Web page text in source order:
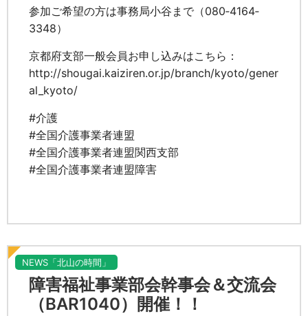
参加ご希望の方は事務局小谷まで（080‐4164‐
3348）
京都府支部一般会員お申し込みはこちら：
http://shougai.kaiziren.or.jp/branch/kyoto/gener
al_kyoto/
#介護
#全国介護事業者連盟
#全国介護事業者連盟関西支部
#全国介護事業者連盟障害
NEWS「北山の時間」
障害福祉事業部会幹事会＆交流会
（BAR1040）開催！！